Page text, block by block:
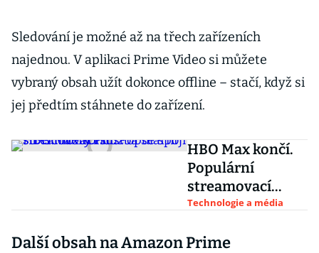
Sledování je možné až na třech zařízeních
najednou. V aplikaci Prime Video si můžete
vybraný obsah užít dokonce offline – stačí, když si
jej předtím stáhnete do zařízení.
HBO Max končí.
Populární
streamovací
služba se spojí s
Technologie a média
Další obsah na Amazon Prime